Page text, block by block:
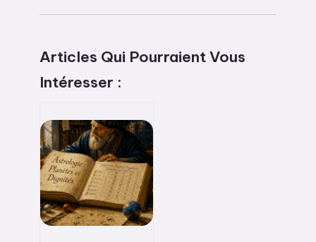
Articles Qui Pourraient Vous
Intéresser :